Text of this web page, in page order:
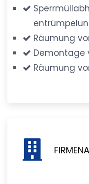
Räumung
Demontage
Räumung